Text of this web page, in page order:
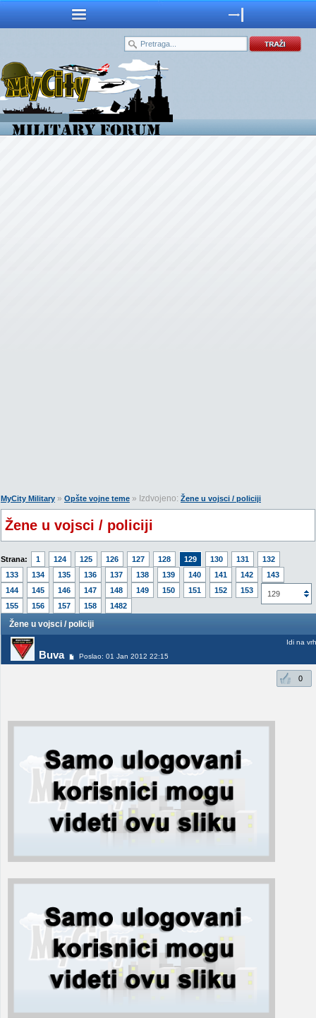
MyCity Military » Opšte vojne teme » Izdvojeno: Žene u vojsci / policiji
Žene u vojsci / policiji
Strana: 1 124 125 126 127 128 129 130 131
132
133
134 135 136 137 138 139 140 141 142
143
144
145 146 147 148 149 150 151 152 153
154
155
156 157 158 1482
129
Žene u vojsci / policiji
Buva Poslao: 01 Jan 2012 22:15
Idi na vrh
0